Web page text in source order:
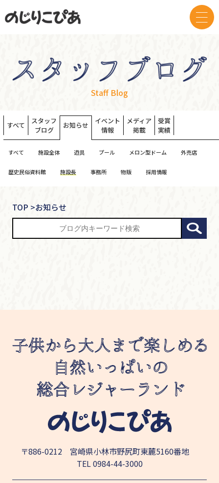
Staff Blog
すべて
スタッフ
ブログ
お知らせ
イベント
情報
メディア
掲載
受賞
実績
すべて 施設全体 遊具 プール メロン型ドーム 外売店
歴史民俗資料館 施設長 事務所 物販 採用情報
TOP >お知らせ
〒886-0212 宮崎県小林市野尻町東麓5160番地
TEL0984-44-3000